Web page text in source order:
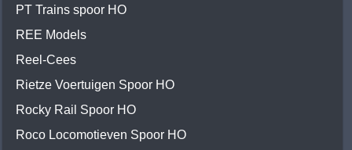
PT Trains spoor HO
REE Models
Reel-Cees
Rietze Voertuigen Spoor HO
Rocky Rail Spoor HO
Roco Locomotieven Spoor HO